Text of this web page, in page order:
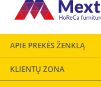
APIE PREKĖS ŽENKLĄ
KLIENTŲ ZONA